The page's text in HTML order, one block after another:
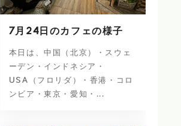
7月24日のカフェの様子
本日は、中国（北京）・スウェ
ーデン・インドネシア・
USA（フロリダ）・香港・コロ
ンビア・東京・愛知・...